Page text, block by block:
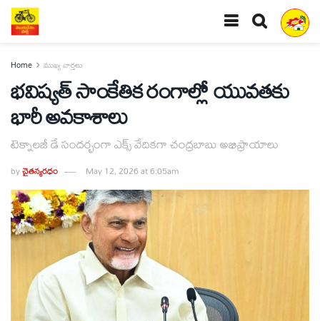
Home ముఖ్య వార్తలు
భవిష్యత్ సాంకేతిక రంగాల్లో యువతకు
భారీ అవకాశాలు
టెక్నాలజీ డే సందర్భంగా ఎక్స్ వేదికగా చంద్రబాబు అభిప్రాయాలు
byచైతన్యరధం May 12, 2026 at 6:05am